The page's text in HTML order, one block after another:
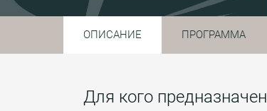
ОПИСАНИЕ ПРОГРАММА
Для кого предназначен